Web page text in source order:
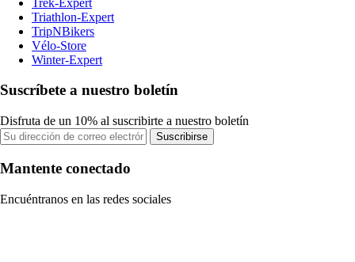
Triathlon-Expert
TripNBikers
Vélo-Store
Winter-Expert
Suscríbete a nuestro boletín
Disfruta de un 10% al suscribirte a nuestro boletín
Suscribirse
Mantente conectado
Encuéntranos en las redes sociales